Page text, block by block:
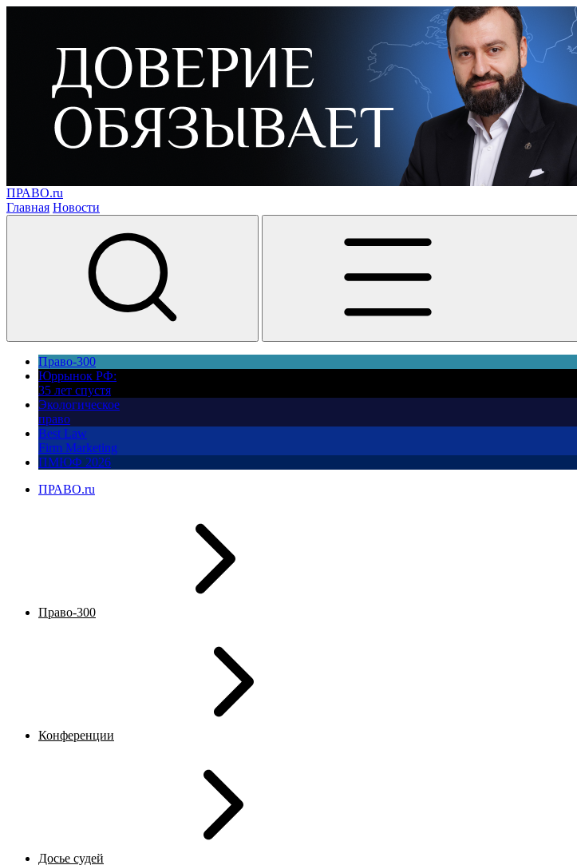
ПРАВО.ru
Главная Новости
Право-300
Юррынок РФ:
35 лет спустя
Экологическое
право
Best Law
Firm Marketing
ПМЮФ 2026
ПРАВО.ru
Право-300
Конференции
Досье судей